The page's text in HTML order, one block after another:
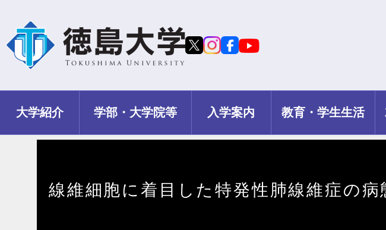
大学紹介 学部・大学院等 入学案内 教育・学生生活
線維細胞に着目した特発性肺線維症の